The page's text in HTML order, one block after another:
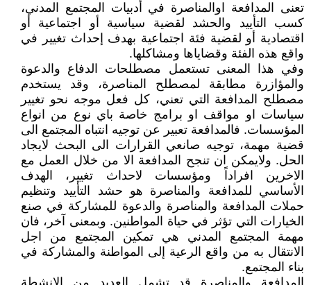
تعنى المدافعة اوالمناصرة في أدبيات المجتمع المدني،
كسب التأييد والحشد لقضية سياسية أو اجتماعية أو
اقتصادية أو لقضية فئة اجتماعية بهدف إحداث تغيير في
واقع هذه الفئة وقضاياها ومشاكلها.
وفي هذا المعنى تستعمل مصطلحات الدفاع والدعوة
والمؤازرة مطابقة لمصطلح المناصرة، وقد يستخدم
مصطلح المدافعة التي تعني، كل فعل موجه نحو تغيير
سياسات او مواقف او برامج خاصة باي نوع من انواع
المؤسسات. فالمدافعة تعبير عن توجيه انتباه المجتمع الى
قضية مهمة، توجيه صانعي القرارات الى البحث لايجاد
الحل. ولايمكن ان تنجح المدافعة الا من خلال العمل مع
الاخرين افراداً ومؤسسات لاحداث تغيير، الهدف
الأساسي للمدافعة والمناصرة هو حشد التأييد وتنظيم
حملات المدافعة والمناصرة والدعوة للمشاركة في صنع
الخيارات التي تؤثر في حياة المواطنين. وبمعنى آخر، فان
مهمة المجتمع المدني هي تمكين المجتمع من اجل
الانتقال به من واقع الرعية إلى المواطنة والمشاركة في
بناء المجتمع.